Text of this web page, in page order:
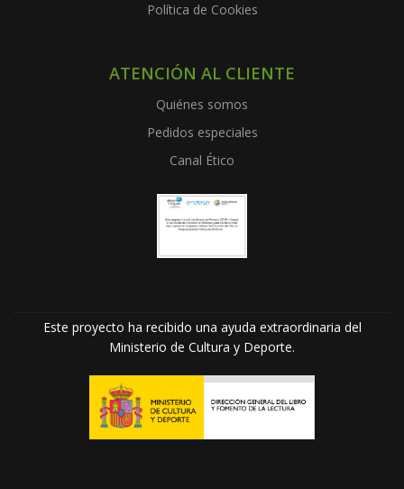
Política de Cookies
ATENCIÓN AL CLIENTE
Quiénes somos
Pedidos especiales
Canal Ético
Este proyecto ha recibido una ayuda extraordinaria del
Ministerio de Cultura y Deporte.